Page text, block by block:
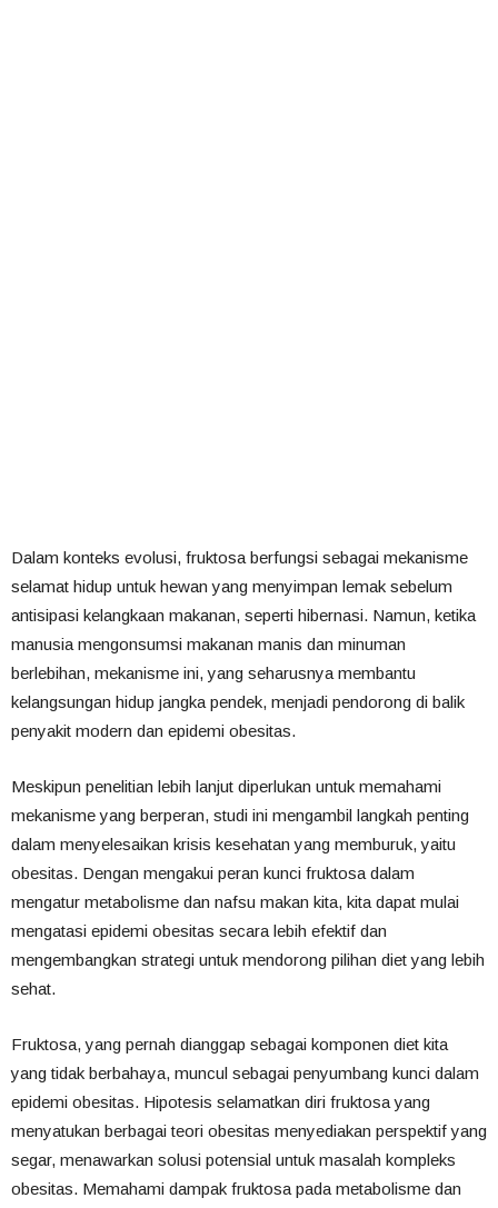
Dalam konteks evolusi, fruktosa berfungsi sebagai mekanisme
selamat hidup untuk hewan yang menyimpan lemak sebelum
antisipasi kelangkaan makanan, seperti hibernasi. Namun, ketika
manusia mengonsumsi makanan manis dan minuman
berlebihan, mekanisme ini, yang seharusnya membantu
kelangsungan hidup jangka pendek, menjadi pendorong di balik
penyakit modern dan epidemi obesitas.
Meskipun penelitian lebih lanjut diperlukan untuk memahami
mekanisme yang berperan, studi ini mengambil langkah penting
dalam menyelesaikan krisis kesehatan yang memburuk, yaitu
obesitas. Dengan mengakui peran kunci fruktosa dalam
mengatur metabolisme dan nafsu makan kita, kita dapat mulai
mengatasi epidemi obesitas secara lebih efektif dan
mengembangkan strategi untuk mendorong pilihan diet yang lebih
sehat.
Fruktosa, yang pernah dianggap sebagai komponen diet kita
yang tidak berbahaya, muncul sebagai penyumbang kunci dalam
epidemi obesitas. Hipotesis selamatkan diri fruktosa yang
menyatukan berbagai teori obesitas menyediakan perspektif yang
segar, menawarkan solusi potensial untuk masalah kompleks
obesitas. Memahami dampak fruktosa pada metabolisme dan